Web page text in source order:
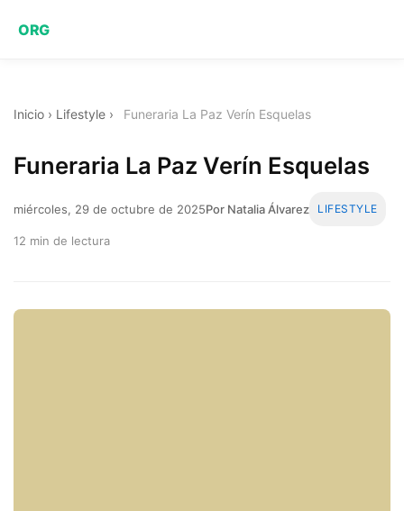
ORG
Inicio › Lifestyle › Funeraria La Paz Verín Esquelas
Funeraria La Paz Verín Esquelas
miércoles, 29 de octubre de 2025Por Natalia Álvarez LIFESTYLE
12 min de lectura